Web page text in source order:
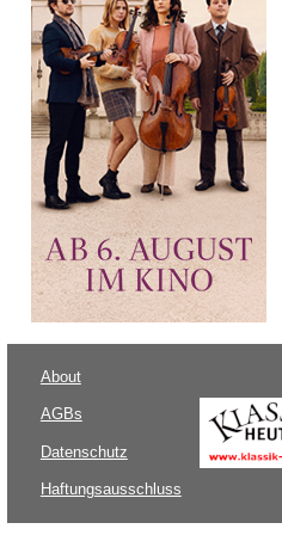
About
AGBs
Datenschutz
Haftungsausschluss